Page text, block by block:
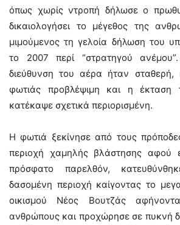
όπως χωρίς ντροπή δήλωσε ο
δικαιολογήσει το μέγεθος της
μιμούμενος τη γελοία δήλωση του
το 2007 περί “στρατηγού
διεύθυνση του αέρα ήταν σταθερή,
φωτιάς προβλέψιμη και η έκταση
κατέκαψε σχετικά περιορισμένη.
Η φωτιά ξεκίνησε από τους
περιοχή χαμηλής βλάστησης αφού
πρόσφατο παρελθόν,
δασομένη περιοχή καίγοντας το
οικισμού Νέος Βουτζάς
ανθρώπους και προχώρησε σε πυκνή